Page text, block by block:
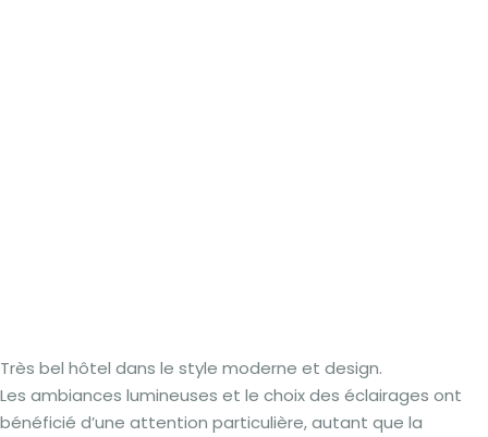
Très bel hôtel dans le style moderne et design.
Les ambiances lumineuses et le choix des éclairages ont
bénéficié d’une attention particulière, autant que la